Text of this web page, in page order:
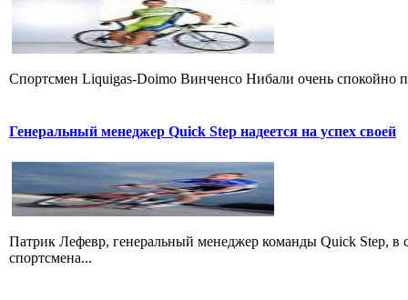
Cпортсмен Liquigas-Doimo Винченсо Нибали очень спокойно
Генеральный менеджер Quick Step надеется на успех своей
Патрик Лефевр, генеральный менеджер команды Quick Step, в
спортсмена...